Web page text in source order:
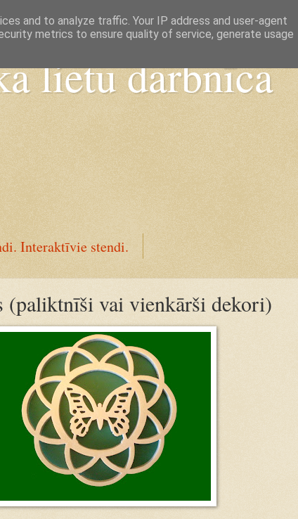
lietu darbnīca
Interaktīvie stendi.
(paliktnīši vai vienkārši dekori)
and to analyze traffic. Your IP address and user-agent
metrics to ensure quality of service, generate usage